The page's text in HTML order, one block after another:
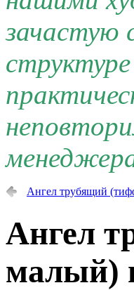
зачастую
Ангел трубящий
Ангел
малый)